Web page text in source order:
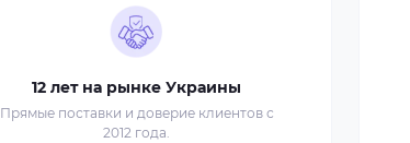
12 лет на рынке Украины
Прямые поставки и доверие клиентов с
2012 года.